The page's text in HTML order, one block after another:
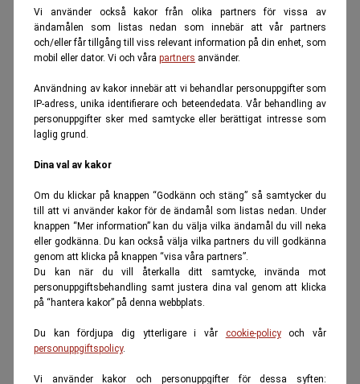
Vi använder också kakor från olika partners för vissa av
ändamålen som listas nedan som innebär att vår partners
och/eller får tillgång till viss relevant information på din enhet, som
mobil eller dator. Vi och våra partners använder.
Användning av kakor innebär att vi behandlar personuppgifter som
IP-adress, unika identifierare och beteendedata. Vår behandling av
personuppgifter sker med samtycke eller berättigat intresse som
laglig grund.
Dina val av kakor
Om du klickar på knappen “Godkänn och stäng” så samtycker du
till att vi använder kakor för de ändamål som listas nedan. Under
knappen “Mer information” kan du välja vilka ändamål du vill neka
eller godkänna. Du kan också välja vilka partners du vill godkänna
genom att klicka på knappen “visa våra partners”.
Du kan när du vill återkalla ditt samtycke, invända mot
personuppgiftsbehandling samt justera dina val genom att klicka
på “hantera kakor” på denna webbplats.
Du kan fördjupa dig ytterligare i vår cookie-policyoch vår
personuppgiftspolicy.
Vi använder kakor och personuppgifter för dessa syften: